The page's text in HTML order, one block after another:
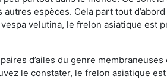
espèces. Cela part tout
velutina, le frelon asiatique est
d’ailes du genre
le constater, le frelon asiatique